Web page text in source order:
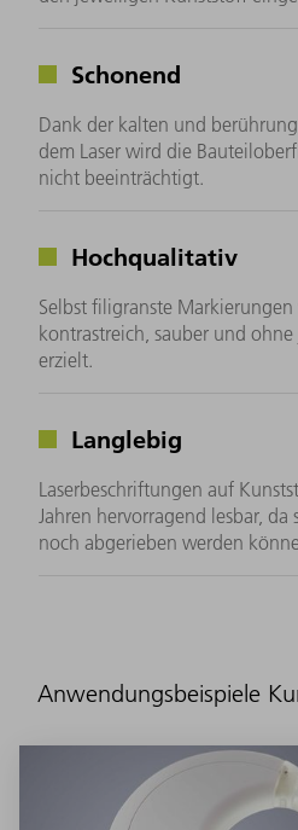
Schonend
Dank der kalten und
dem Laser wird die
nicht beeinträchtigt.
Hochqualitativ
Selbst filigranste
kontrastreich, sauber und
erzielt.
Langlebig
Laserbeschriftungen auf
Jahren hervorragend lesbar,
noch abgerieben werden
Anwendungsbeispiele